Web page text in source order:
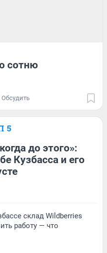
сотню
Обсудить
5
до этого»:
Кузбасса и его
склад Wildberries
работу — что